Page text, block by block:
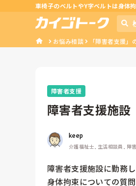
車椅子のベルトやY字ベルトは身体
お悩み相談 「障害者支援」
障害者支援
障害者支援施設
keep
介護福祉士, 生活相談員, 障
障害者支援施設に勤務し